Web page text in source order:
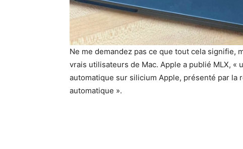
Ne me demandez pas ce que tout cela signifie,
vrais utilisateurs de Mac. Apple a publié MLX, «
automatique sur silicium Apple, présenté par la
automatique ».